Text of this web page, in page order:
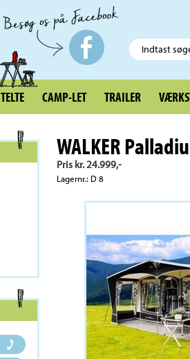
TELTE CAMP-LET TRAILER
WALKER
Pris kr. 24.999,-
Lagernr.: D 8